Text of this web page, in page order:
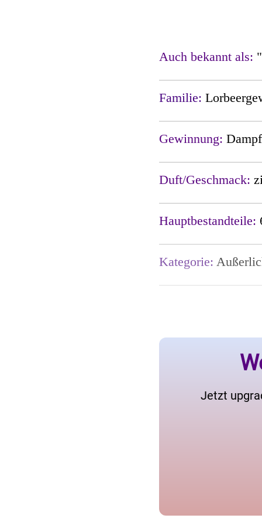
Auch bekannt als:
Familie:
Gewinnung:
Duft/Geschmack:
Hauptbestandteile:
Kategorie:
Jetzt